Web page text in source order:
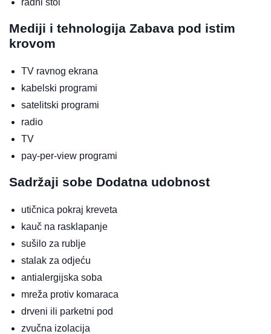
Mediji i tehnologija Zabava pod istim
krovom
TV ravnog ekrana
kabelski programi
satelitski programi
radio
TV
pay-per-view programi
Sadržaji sobe Dodatna udobnost
utičnica pokraj kreveta
kauč na rasklapanje
sušilo za rublje
stalak za odjeću
antialergijska soba
mreža protiv komaraca
drveni ili parketni pod
zvučna izolacija